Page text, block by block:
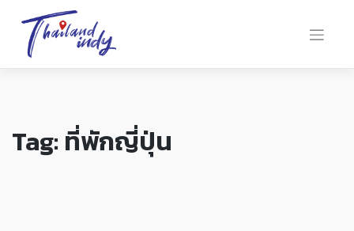
Tag: ที่พักญี่ปุ่น